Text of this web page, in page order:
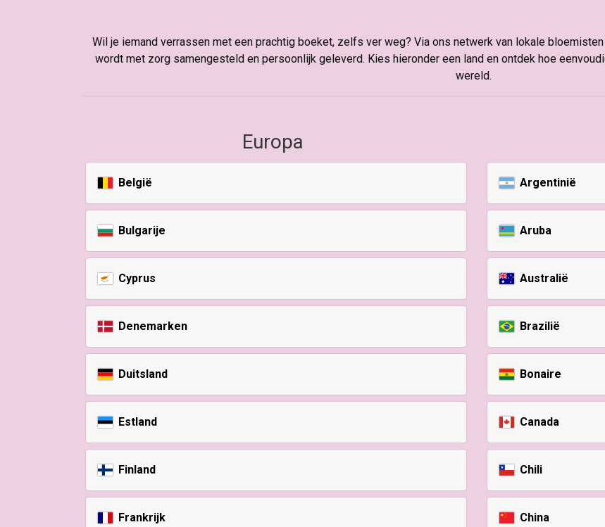
Wil je iemand verrassen met een prachtig boeket, zelfs ver weg? Via ons netwerk van lokale
wordt met zorg samengesteld en persoonlijk geleverd. Kies hieronder een land en ontdek hoe
wereld.
Europa
België
Bulgarije
Cyprus
Denemarken
Duitsland
Estland
Finland
Frankrijk
Argentinië
Aruba
Australië
Brazilië
Bonaire
Canada
Chili
China